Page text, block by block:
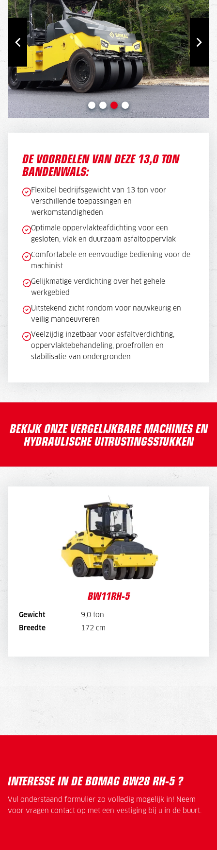
DE VOORDELEN VAN DEZE 13,0 TON
BANDENWALS:
Flexibel bedrijfsgewicht van 13 ton voor
verschillende toepassingen en
werkomstandigheden
Optimale oppervlakteafdichting voor een
gesloten, vlak en duurzaam asfaltoppervlak
Comfortabele en eenvoudige bediening voor de
machinist
Gelijkmatige verdichting over het gehele
werkgebied
Uitstekend zicht rondom voor nauwkeurig en
veilig manoeuvreren
Veelzijdig inzetbaar voor asfaltverdichting,
oppervlaktebehandeling, proefrollen en
stabilisatie van ondergronden
BEKIJK ONZE VERGELIJKBARE MACHINES EN
HYDRAULISCHE UITRUSTINGSSTUKKEN
BW11RH-5
Gewicht
9,0 ton
Breedte
172 cm
BW11RH-5
250,-
1.000,-
BEKIJK MACHINE
INTERESSE IN DE BOMAG BW28 RH-5 ?
Vul onderstaand formulier zo volledig mogelijk in! Neem
voor vragen contact op met een vestiging bij u in de buurt.